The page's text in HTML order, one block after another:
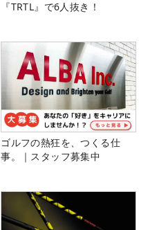
『TRTL』で6人抜き！
ゴルフの熱狂を、つくる仕
事。｜スタッフ募集中